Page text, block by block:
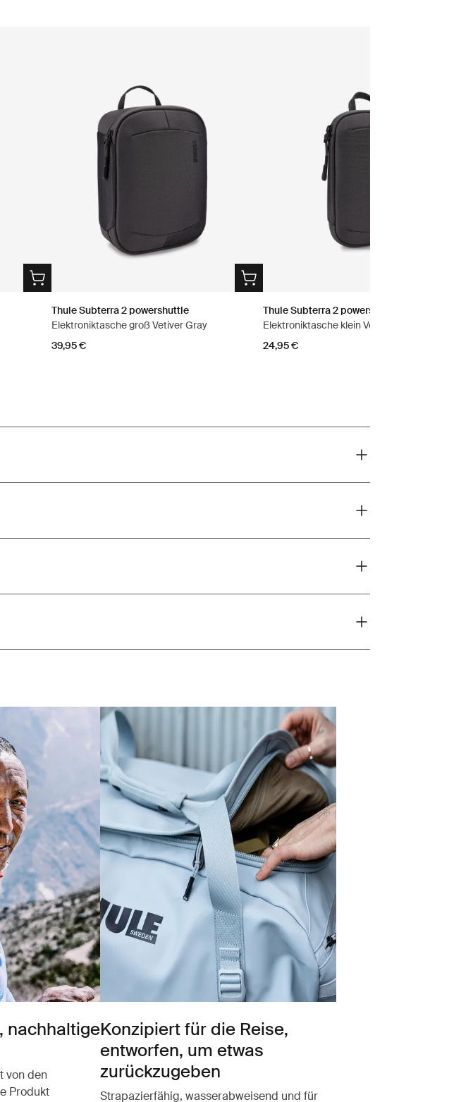
Thule Subterra 2 powershuttle
Elektroniktasche groß Vetiver Gray
39,95 €
Thule Subterra 2 powershuttle
Elektroniktasche klein Vetiver Gray
24,95 €
nachhaltige
von den
Produkt
Konzipiert für die Reise,
entworfen, um etwas
zurückzugeben
Strapazierfähig, wasserabweisend und für